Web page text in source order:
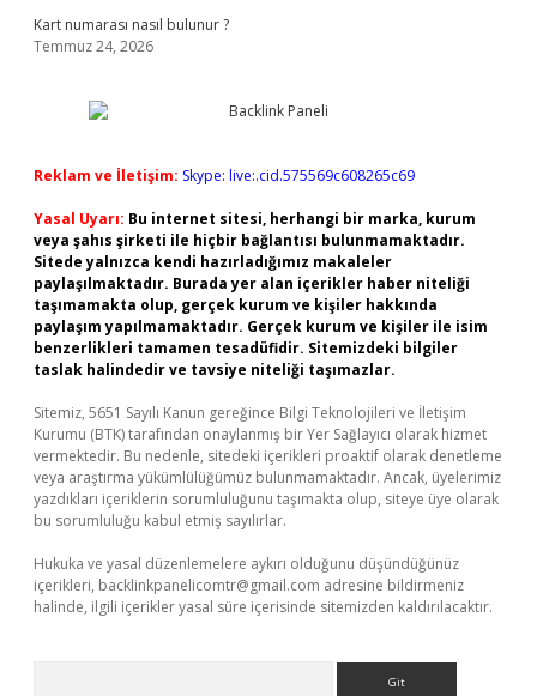
Kart numarası nasıl bulunur ?
Temmuz 24, 2026
Reklam ve İletişim: Skype: live:.cid.575569c608265c69
Yasal Uyarı: Bu internet sitesi, herhangi bir marka, kurum
veya şahıs şirketi ile hiçbir bağlantısı bulunmamaktadır.
Sitede yalnızca kendi hazırladığımız makaleler
paylaşılmaktadır. Burada yer alan içerikler haber niteliği
taşımamakta olup, gerçek kurum ve kişiler hakkında
paylaşım yapılmamaktadır. Gerçek kurum ve kişiler ile isim
benzerlikleri tamamen tesadüfidir. Sitemizdeki bilgiler
taslak halindedir ve tavsiye niteliği taşımazlar.
Sitemiz, 5651 Sayılı Kanun gereğince Bilgi Teknolojileri ve İletişim
Kurumu (BTK) tarafından onaylanmış bir Yer Sağlayıcı olarak hizmet
vermektedir. Bu nedenle, sitedeki içerikleri proaktif olarak denetleme
veya araştırma yükümlülüğümüz bulunmamaktadır. Ancak, üyelerimiz
yazdıkları içeriklerin sorumluluğunu taşımakta olup, siteye üye olarak
bu sorumluluğu kabul etmiş sayılırlar.
Hukuka ve yasal düzenlemelere aykırı olduğunu düşündüğünüz
içerikleri, backlinkpanelicomtr@gmail.com adresine bildirmeniz
halinde, ilgili içerikler yasal süre içerisinde sitemizden kaldırılacaktır.